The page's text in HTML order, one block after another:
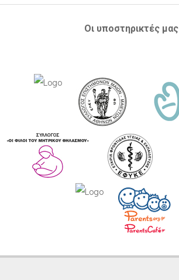
Οι υποστηρικτές μας